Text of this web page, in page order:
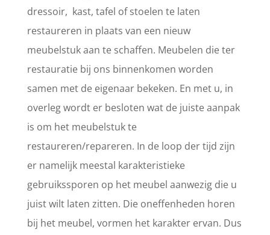
dressoir, kast, tafel of stoelen te laten
restaureren in plaats van een nieuw
meubelstuk aan te schaffen. Meubelen die ter
restauratie bij ons binnenkomen worden
samen met de eigenaar bekeken. En met u, in
overleg wordt er besloten wat de juiste aanpak
is om het meubelstuk te
restaureren/repareren. In de loop der tijd zijn
er namelijk meestal karakteristieke
gebruikssporen op het meubel aanwezig die u
juist wilt laten zitten. Die oneffenheden horen
bij het meubel, vormen het karakter ervan. Dus